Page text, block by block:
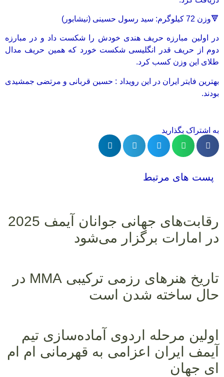
🔻وزن 72 کیلوگرم: سید رسول حسینی (نیشابور)
در اولین مبارزه حریف هندی خودش را شکست داد و در مبارزه
دوم از حریف قدر انگلیسی شکست خورد که همین حریف مدال
طلای این وزن کسب کرد.
بهترین فایتر ایران در این رویداد : حسین قربانی و مرتضی جمشیدی
بودند.
به اشتراک بگذارید
پست های مرتبط
رقابت‌های جهانی جوانان آیمف 2025
در امارات برگزار می‌شود
تاریخ‌ هنرهای رزمی ترکیبی MMA در
حال ساخته شدن است
اولین مرحله اردوی آماده‌سازی تیم
آیمف ایران اعزامی به قهرمانی ام ام
ای جهان